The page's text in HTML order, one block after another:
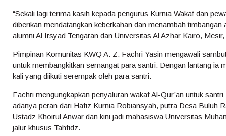
“Sekali lagi terima kasih kepada pengurus Kurnia Wakaf dan
diberikan mendatangkan keberkahan dan menambah timbangan
alumni Al Irsyad Tengaran dan Universitas Al Azhar Kairo,
Pimpinan Komunitas KWQ A. Z. Fachri Yasin mengawali
untuk membangkitkan semangat para santri. Dengan lantang ia
kali yang diikuti serempak oleh para santri.
Fachri mengungkapkan penyaluran wakaf Al-Qur’an untuk
adanya peran dari Hafiz Kurnia Robiansyah, putra Desa Buluh
Ustadz Khoirul Anwar dan kini jadi mahasiswa Universitas
jalur khusus Tahfidz.